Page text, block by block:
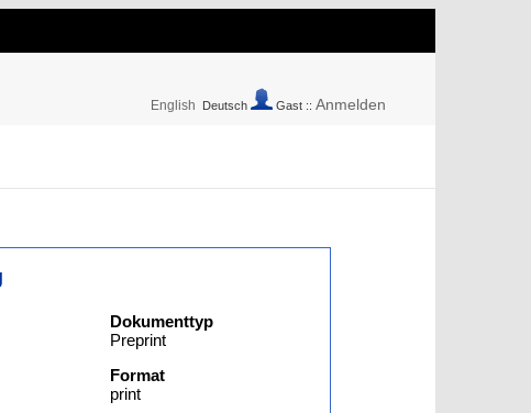
English Deutsch Gast :: Anmelden
Dokumenttyp
Preprint
Format
print